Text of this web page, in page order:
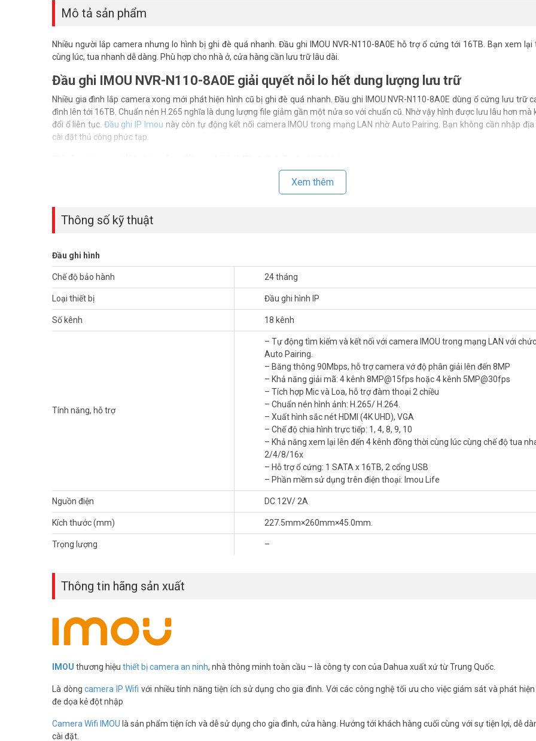
Mô tả sản phẩm
Nhiều người lắp camera nhưng lo hình bị ghi đè quá nhanh. Đầu ghi IMOU NVR-N110-8A0E hỗ trợ ổ cứng tới 16TB. Bạn xem lại
cùng lúc, tua nhanh dễ dàng. Phù hợp cho nhà ở, cửa hàng cần lưu trữ lâu dài.
Đầu ghi IMOU NVR-N110-8A0E giải quyết nỗi lo hết dung lượng lưu trữ
Nhiều gia đình lắp camera xong mới phát hiện hình cũ bị ghi đè quá nhanh. Đầu ghi IMOU NVR-N110-8A0E dùng ổ cứng lưu trữ
đình lên tới 16TB. Chuẩn nén H.265 nghĩa là dung lượng file giảm gần một nửa so với chuẩn cũ. Nhờ vậy hình được lưu lâu hơn mà
đổi ổ liên tục. Đầu ghi IP Imou này còn tự động kết nối camera IMOU trong mạng LAN nhờ Auto Pairing. Bạn không cần nhập địa
cài đặt thủ công phức tạp.
Thiết bị hỗ trợ 10 camera IP hoạt động ổn định cùng lúc. Băng thông 90Mbps giúp hình không giật khi mở nhiều kênh. Đầu ghi
IMOU còn tích hợp mic và loa đàm thoại 2 chiều. Bạn có thể xem lại 4 kênh song song với tốc độ tua 16 lần. Gọi HOTLINE 1900
Vũ Hoàng Telecom – 16 năm tư vấn chọn đúng dung lượng lưu trữ cho khách
Vũ Hoàng Telecomtư vấn giải pháp lưu trữ camera hơn 16 năm qua. Kỹ thuật viên khảo sát số camera thực tế trước khi đề xuất ổ
vậy khách không mua dư hoặc thiếu dung lượng cần thiết. Bạn có thể xem thêm
Thông số kỹ thuật đầu ghi hình NVR 18 kênh IMOU NVR-N118-8A0E
– Tự động tìm kiếm và kết nối với camera IMOU trong mạng LAN với chức năng Auto Pairing.
– Băng thông 90Mbps, hỗ trợ camera vớ độ phân giải lên đến 8MP
– Tích hợp Mic và Loa, hỗ trợ đàm thoại 2 chiều
Xem thêm
Thông số kỹ thuật
Đầu ghi hình
Chế độ bảo hành 24 tháng
Loại thiết bị Đầu ghi hình IP
Số kênh 18 kênh
Tính năng, hỗ trợ
– Tự động tìm kiếm và kết nối với camera IMOU trong mạng LAN với
Auto Pairing.
– Băng thông 90Mbps, hỗ trợ camera vớ độ phân giải lên đến 8MP
– Khả năng giải mã: 4 kênh 8MP@15fps hoặc 4 kênh 5MP@30fps
– Tích hợp Mic và Loa, hỗ trợ đàm thoại 2 chiều
– Chuẩn nén hình ảnh: H.265/ H.264.
– Xuất hình sắc nét HDMI (4K UHD), VGA
– Chế độ chia hình trực tiếp: 1, 4, 8, 9, 10
– Khả năng xem lại lên đến 4 kênh đồng thời cùng lúc cùng chế độ tua
2/4/8/16x
– Hỗ trợ ổ cứng: 1 SATA x 16TB, 2 cổng USB
– Phần mềm sử dụng trên điện thoại: Imou Life
Nguồn điện DC 12V/ 2A
Kích thước (mm) 227.5mm×260mm×45.0mm.
Trọng lượng –
Thông tin hãng sản xuất
IMOU thương hiệu thiết bị camera an ninh, nhà thông minh toàn cầu – là công ty con của Dahua xuất xứ từ Trung Quốc.
Là dòngcamera IP Wifi với nhiều tính năng tiện ích sử dụng cho gia đình. Với các công nghệ tối ưu cho việc giám sát và phát
đe dọa kẻ đột nhập
Camera Wifi IMOU là sản phẩm tiện ích và dễ sử dụng cho gia đình, cửa hàng. Hướng tới khách hàng cuối cùng với sự tiện lợi, dễ
cài đặt.